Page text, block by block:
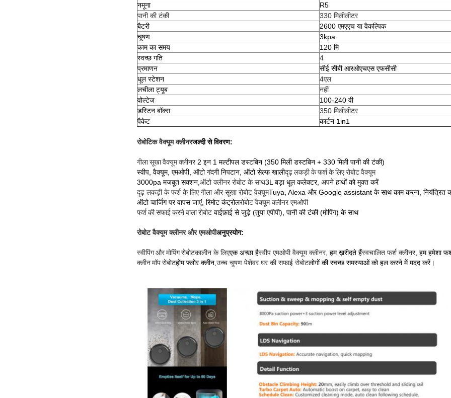
नमूना
R5
पानी की टंकी
330 मिलीलीटर
बैटरी
2600 एमएएच या वैकल्पिक
चूषण
3kpa
काम का समय
120 मि
स्वच्छ गति
4
प्रमाणन
सीई सीबी आरओएचएस एफसीसी
धूल स्टेशन
4एल
लचीला ट्यूब
नहीं
वोल्टेज
100-240 वी
डस्टिन बॉक्स
350 मिलीलीटर
पैकेट
कार्टन 1in1
रोबोटिक वैक्यूम क्लीनरजल्दी से विवरण:
गीला सूखा वैक्यूम क्लीनर 2 इन 1 मल्टीपल डस्टबिन (350 मिली डस्टबिन + 330 मिली पानी की टंकी)
स्वीप, वैक्यूम, एमओपी, ऑटो गंदगी निपटान, ऑटो सेल्फ खालीदृढ़ लकड़ी के फर्श के लिए रोबोट वैक्यूम
3000pa मजबूत सक्शन, ऑटो क्लीनर रोबोट के साथ3L बड़ा धूल कलेक्टर, अपने हाथों को मुक्त करें
दृढ़ लकड़ी के फर्श के लिए गीला और सूखा रोबोट वैक्यूमTuya, Alexa और Google assistant के साथ काम करना, नियंत्रित
ऑटो चार्जिंग पर वापस जाएं, रिमोट कंट्रोलरोबोट वैक्यूम क्लीनर एमओपी
फर्श की सफाई करने वाला रोबोट वाईफ़ाई से जुड़े (तुया एपीपी), पानी की टंकी (मोपिंग) के साथ
रोबोट वैक्यूम क्लीनर और एमओपीअनुप्रयोग:
स्वीपिंग और मोपिंग रोबोटकालीन के लिएएक अच्छा हैस्वीप एमओपी वैक्यूम क्लीनर, हम ख़रीदते हैंस्वचालित फर्श क्लीनर, हम हमेशा
क्लीन मॉप रोबोटहोम फ्लोर क्लीन, उच्च चूषण पेशेवर घर की सफाई रोबोटलोगों की स्वच्छ समस्याओं को हल करने में मदद करें।